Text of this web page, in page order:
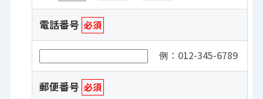
電話番号 必須
例：012-345-6789
郵便番号 必須